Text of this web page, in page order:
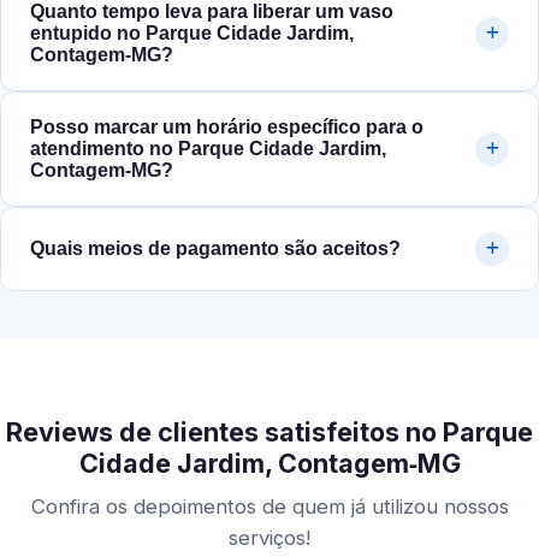
Quanto tempo leva para liberar um vaso
entupido no Parque Cidade Jardim,
Contagem‑MG?
Posso marcar um horário específico para o
atendimento no Parque Cidade Jardim,
Contagem‑MG?
Quais meios de pagamento são aceitos?
Reviews de clientes satisfeitos no Parque
Cidade Jardim, Contagem‑MG
Confira os depoimentos de quem já utilizou nossos
serviços!